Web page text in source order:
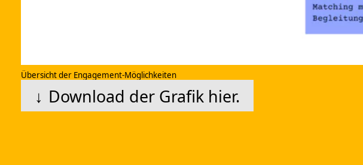
Übersicht der Engagement-Möglichkeiten
Download der Grafik hier.